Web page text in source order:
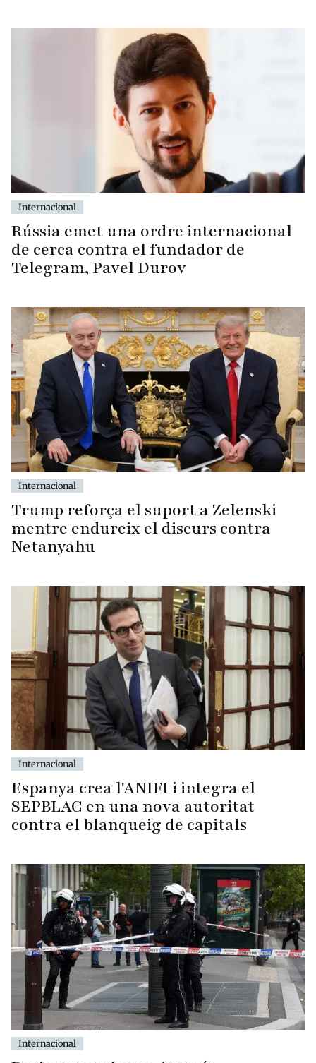
Internacional
Rússia emet una ordre internacional
de cerca contra el fundador de
Telegram, Pavel Durov
Internacional
Trump reforça el suport a Zelenski
mentre endureix el discurs contra
Netanyahu
Internacional
Espanya crea l'ANIFI i integra el
SEPBLAC en una nova autoritat
contra el blanqueig de capitals
Internacional